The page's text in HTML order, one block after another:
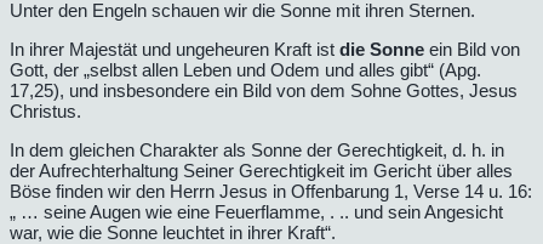
Unter den Engeln schauen wir die Sonne mit ihren Sternen.
In ihrer Majestät und ungeheuren Kraft ist die Sonne ein Bild von
Gott, der „selbst allen Leben und Odem und alles gibt“ (Apg.
17,25), und insbesondere ein Bild von dem Sohne Gottes, Jesus
Christus.
In dem gleichen Charakter als Sonne der Gerechtigkeit, d. h. in
der Aufrechterhaltung Seiner Gerechtigkeit im Gericht über alles
Böse finden wir den Herrn Jesus in Offenbarung 1, Verse 14 u. 16:
„ … seine Augen wie eine Feuerflamme, . .. und sein Angesicht
war, wie die Sonne leuchtet in ihrer Kraft“.